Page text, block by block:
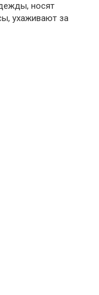
носят
ухаживают за